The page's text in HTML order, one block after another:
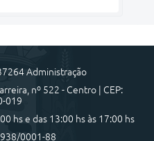
Administração
nº 522 - Centro | CEP:
019
hs e das 13:00 hs às 17:00 hs
0001-88